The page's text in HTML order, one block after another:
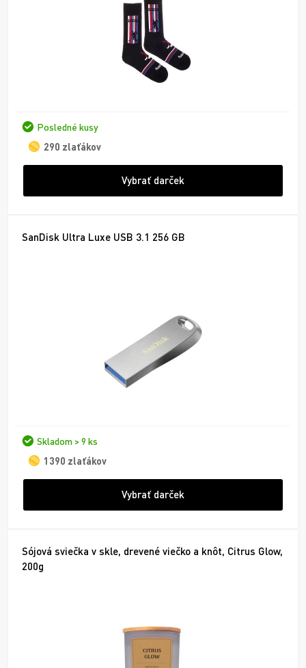
Posledné kusy
290 zlaťákov
Vybrať darček
SanDisk Ultra Luxe USB 3.1 256 GB
Skladom > 9 ks
1390 zlaťákov
Vybrať darček
Sójová sviečka v skle, drevené viečko a knôt, Citrus Glow,
200g